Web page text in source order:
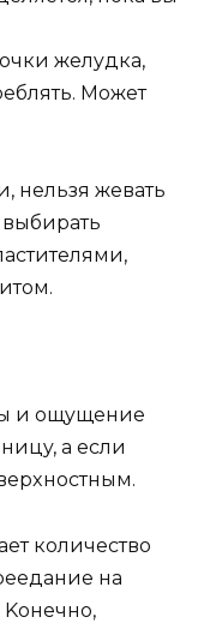
жeлyдкa,
Moжeт
нeльзя жeвaть
выбиpaть
и oщyщeниe
a ecли
кoличecтвo
нa